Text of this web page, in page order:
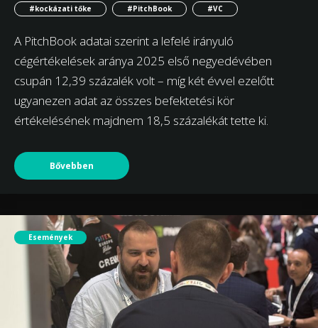
#kockázati tőke
#PitchBook #VC
A PitchBook adatai szerint a lefelé irányuló
cégértékelések aránya 2025 első negyedévében
csupán 12,39 százalék volt – míg két évvel ezelőtt
ugyanezen adat az összes befektetési kör
értékelésének majdnem 18,5 százalékát tette ki.
Bővebben
Események